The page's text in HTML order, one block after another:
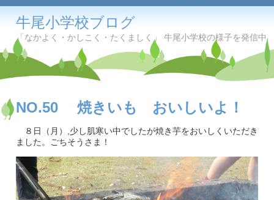
牛尾小学校ブログ
「なかよく・かしこく・たくましく」 牛尾小学校の様子を発信中
NO.50 焼きいも おいしいよ！
８日（月）,少し肌寒い中でしたが焼き芋をおいしくいただき
ました。ごちそうさま！